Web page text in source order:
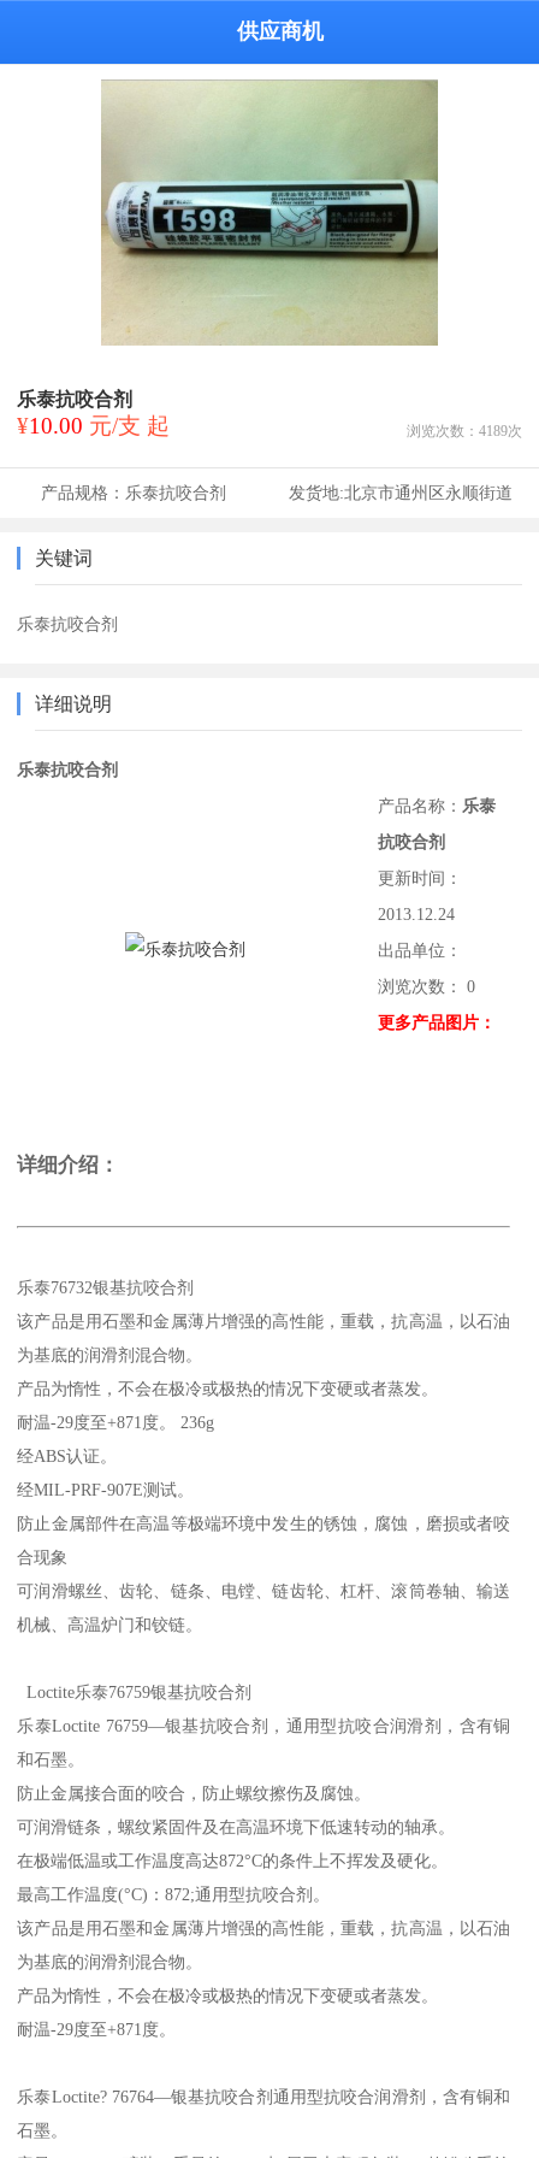
供应商机
乐泰抗咬合剂
¥10.00 元/支 起 浏览次数： 4189次
产品规格： 乐泰抗咬合剂 发货地:北京市通州区永顺街道
关键词
乐泰抗咬合剂
详细说明
乐泰抗咬合剂
产品名称： 乐泰
抗咬合剂
更新时间：
2013.12.24
出品单位：
浏览次数： 0
更多产品图片：
详细介绍：
乐泰76732银基抗咬合剂
该产品是用石墨和金属薄片增强的高性能，重载，抗高温，以石油
为基底的润滑剂混合物。
产品为惰性，不会在极冷或极热的情况下变硬或者蒸发。
耐温-29度至+871度。 236g
经ABS认证。
经MIL-PRF-907E测试。
防止金属部件在高温等极端环境中发生的锈蚀，腐蚀，磨损或者咬
合现象
可润滑螺丝、齿轮、链条、电镗、链齿轮、杠杆、滚筒卷轴、输送
机械、高温炉门和铰链。
Loctite乐泰76759银基抗咬合剂
乐泰Loctite 76759—银基抗咬合剂，通用型抗咬合润滑剂，含有铜
和石墨。
防止金属接合面的咬合，防止螺纹擦伤及腐蚀。
可润滑链条，螺纹紧固件及在高温环境下低速转动的轴承。
在极端低温或工作温度高达872°C的条件上不挥发及硬化。
最高工作温度(°C)：872;通用型抗咬合剂。
该产品是用石墨和金属薄片增强的高性能，重载，抗高温，以石油
为基底的润滑剂混合物。
产品为惰性，不会在极冷或极热的情况下变硬或者蒸发。
耐温-29度至+871度。
乐泰Loctite? 76764—银基抗咬合剂通用型抗咬合润滑剂，含有铜和
石墨。